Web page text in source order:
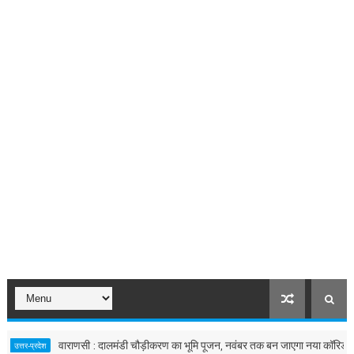
वाराणसी : दालमंडी चौड़ीकरण का भूमि पूजन, नवंबर तक बन जाएगा नया कॉरिडोर